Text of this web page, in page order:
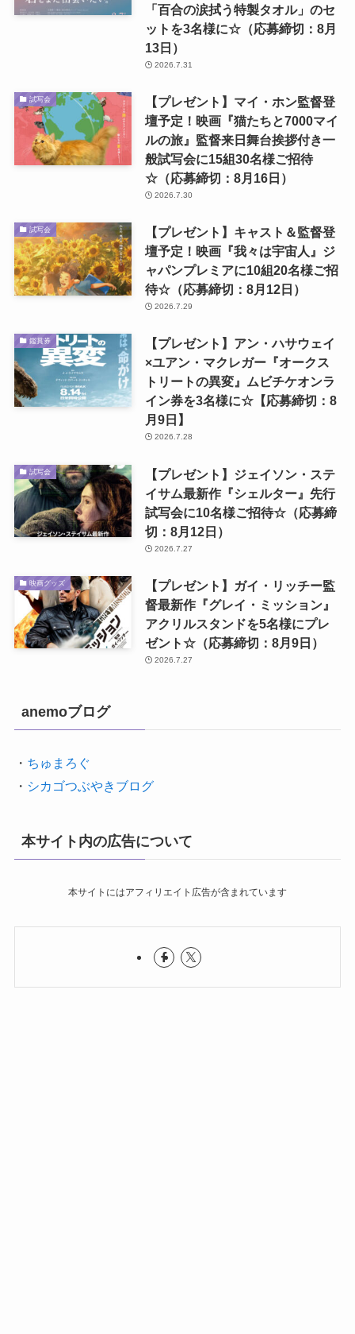
「百合の涙拭う特製タオル」のセ
ットを3名様に☆（応募締切：8月
13日）
2026.7.31
試写会
【プレゼント】マイ・ホン監督登
壇予定！映画『猫たちと7000マイ
ルの旅』監督来日舞台挨拶付き一
般試写会に15組30名様ご招待
☆（応募締切：8月16日）
2026.7.30
試写会
【プレゼント】キャスト＆監督登
壇予定！映画『我々は宇宙人』ジ
ャパンプレミアに10組20名様ご招
待☆（応募締切：8月12日）
2026.7.29
鑑賞券
【プレゼント】アン・ハサウェイ
×ユアン・マクレガー『オークス
トリートの異変』ムビチケオンラ
イン券を3名様に☆【応募締切：8
月9日】
2026.7.28
試写会
【プレゼント】ジェイソン・ステ
イサム最新作『シェルター』先行
試写会に10名様ご招待☆（応募締
切：8月12日）
2026.7.27
映画グッズ
【プレゼント】ガイ・リッチー監
督最新作『グレイ・ミッション』
アクリルスタンドを5名様にプレ
ゼント☆（応募締切：8月9日）
2026.7.27
anemoブログ
・ ちゅまろぐ
・ シカゴつぶやきブログ
本サイト内の広告について
本サイトにはアフィリエイト広告が含まれています